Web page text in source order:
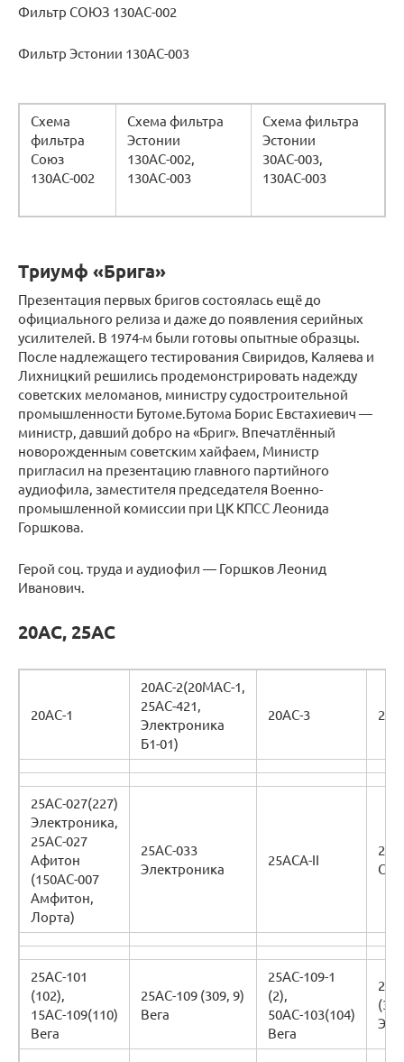
Фильтр СОЮЗ 130АС-002
Фильтр Эстонии 130АС-003
Схема
фильтра
Союз
130АС-002
Схема фильтра
Эстонии
130АС-002,
130АС-003
Схема фильтра
Эстонии
30АС-003,
130АС-003
Триумф «Брига»
Презентация первых бригов состоялась ещё до
официального релиза и даже до появления серийных
усилителей. В 1974-м были готовы опытные образцы.
После надлежащего тестирования Свиридов, Каляева и
Лихницкий решились продемонстрировать надежду
советских меломанов, министру судостроительной
промышленности Бутоме.Бутома Борис Евстахиевич —
министр, давший добро на «Бриг». Впечатлённый
новорожденным советским хайфаем, Министр
пригласил на презентацию главного партийного
аудиофила, заместителя председателя Военно-
промышленной комиссии при ЦК КПСС Леонида
Горшкова.
Герой соц. труда и аудиофил — Горшков Леонид
Иванович.
20АС, 25АС
20АС-1
20АС-2(20МАС-1,
25АС-421,
Электроника
Б1-01)
20АС-3
25АС-027(227)
Электроника,
25АС-027
Афитон
(150АС-007
Амфитон,
Лорта)
25АС-033
Электроника
25АСА-II
25АС-101
(102),
15АС-109(110)
Вега
25АС-109 (309, 9)
Вега
25АС-109-1
(2),
50АС-103(104)
Вега